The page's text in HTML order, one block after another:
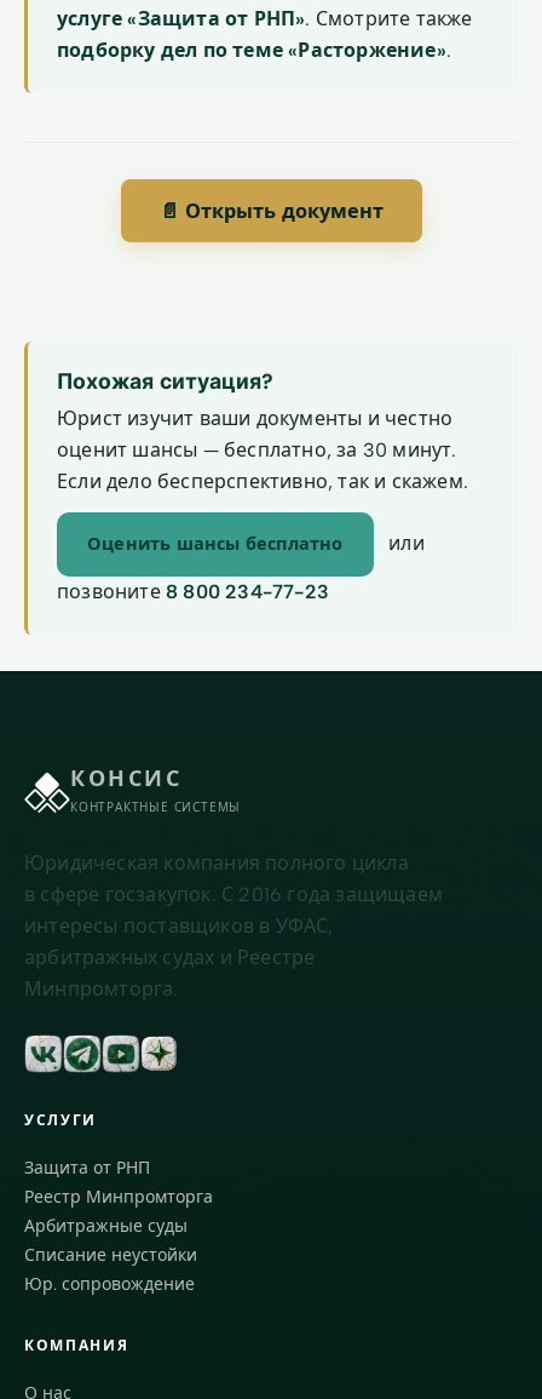
услуге «Защита от РНП». Смотрите также
подборку дел по теме «Расторжение».
📄 Открыть документ
Похожая ситуация?
Юрист изучит ваши документы и честно
оценит шансы — бесплатно, за 30 минут.
Если дело бесперспективно, так и скажем.
Оценить шансы бесплатно или
позвоните 8 800 234-77-23
КОНСИС
КОНТРАКТНЫЕ СИСТЕМЫ
Юридическая компания полного цикла
в сфере госзакупок. С 2016 года защищаем
интересы поставщиков в УФАС,
арбитражных судах и Реестре
Минпромторга.
УСЛУГИ
Защита от РНП
Реестр Минпромторга
Арбитражные суды
Списание неустойки
Юр. сопровождение
КОМПАНИЯ
О нас